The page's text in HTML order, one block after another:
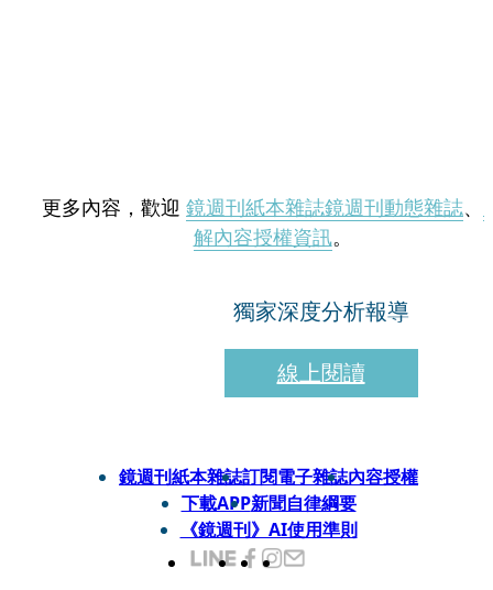
更多內容，歡迎 鏡週刊紙本雜誌鏡週刊動態雜誌、
解內容授權資訊。
獨家深度分析報導
線上閱讀
鏡週刊紙本雜誌訂閱電子雜誌內容授權
下載APP新聞自律綱要
《鏡週刊》AI使用準則